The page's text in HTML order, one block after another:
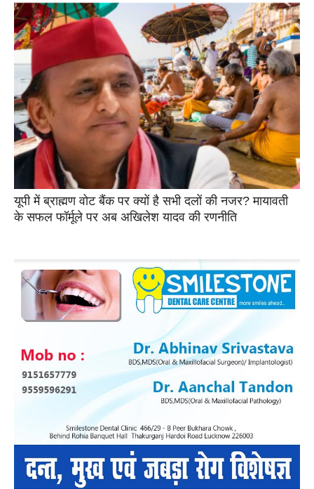
यूपी में ब्राह्मण वोट बैंक पर क्यों है सभी दलों की नजर? मायावती
के सफल फॉर्मूले पर अब अखिलेश यादव की रणनीति